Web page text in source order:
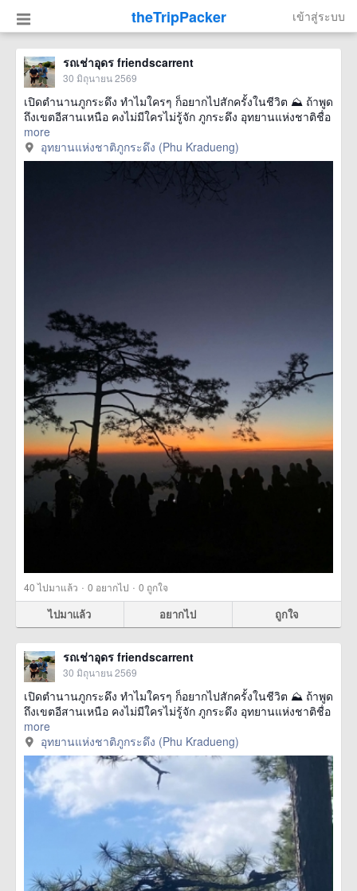
theTripPacker เข้าสู่ระบบ
รถเช่าอุดร friendscarrent
30 มิถุนายน 2569
เปิดตำนานภูกระดึง ทำไมใครๆ ก็อยากไปสักครั้งในชีวิต ⛰️ ถ้าพูด
ถึงเขตอีสานเหนือ คงไม่มีใครไม่รู้จัก ภูกระดึง อุทยานแห่งชาติชื่อ
more
อุทยานแห่งชาติภูกระดึง (Phu Kradueng)
40ไปมาแล้ว · 0 อยากไป · 0 ถูกใจ
ไปมาแล้ว อยากไป ถูกใจ
รถเช่าอุดร friendscarrent
30 มิถุนายน 2569
เปิดตำนานภูกระดึง ทำไมใครๆ ก็อยากไปสักครั้งในชีวิต ⛰️ ถ้าพูด
ถึงเขตอีสานเหนือ คงไม่มีใครไม่รู้จัก ภูกระดึง อุทยานแห่งชาติชื่อ
more
อุทยานแห่งชาติภูกระดึง (Phu Kradueng)